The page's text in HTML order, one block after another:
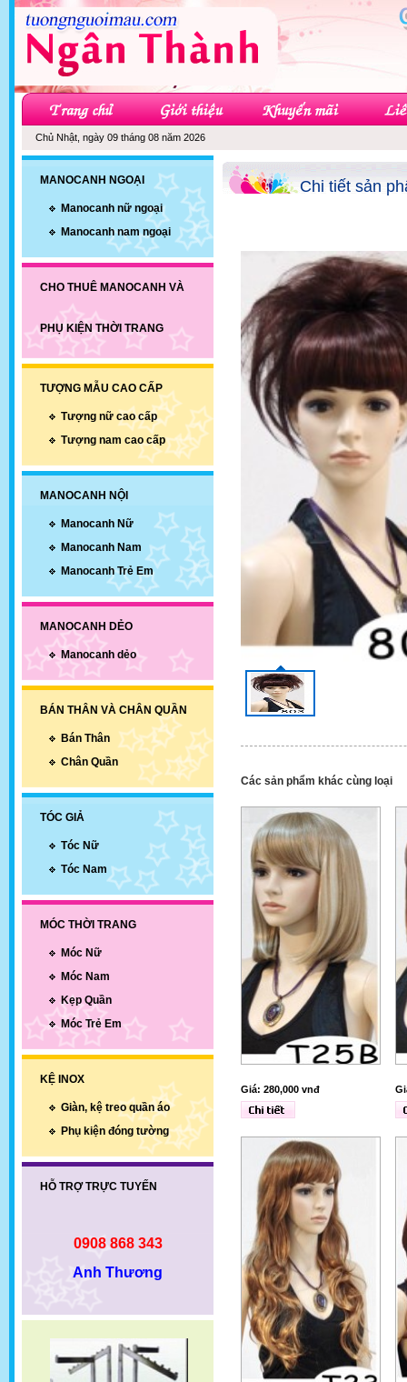
Chủ Nhật, ngày 09 tháng 08 năm 2026
MANOCANH NGOẠI
Manocanh nữ ngoại
Manocanh nam ngoại
CHO THUÊ MANOCANH VÀ
PHỤ KIỆN THỜI TRANG
TƯỢNG MẪU CAO CẤP
Tượng nữ cao cấp
Tượng nam cao cấp
MANOCANH NỘI
Manocanh Nữ
Manocanh Nam
Manocanh Trẻ Em
MANOCANH DẺO
Manocanh dẻo
BÁN THÂN VÀ CHÂN QUẦN
Bán Thân
Chân Quần
TÓC GIẢ
Tóc Nữ
Tóc Nam
MÓC THỜI TRANG
Móc Nữ
Móc Nam
Kẹp Quần
Móc Trẻ Em
KỆ INOX
Giàn, kệ treo quần áo
Phụ kiện đóng tường
HỖ TRỢ TRỰC TUYẾN
0908 868 343
Anh Thương
Chi tiết sản
Các sản phẩm khác cùng loại
Giá: 280,000 vnđ